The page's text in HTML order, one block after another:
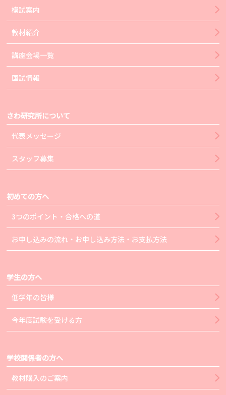
模試案内
教材紹介
講座会場一覧
国試情報
さわ研究所について
代表メッセージ
スタッフ募集
初めての方へ
3つのポイント・合格への道
お申し込みの流れ・お申し込み方法・お支払方法
学生の方へ
低学年の皆様
今年度試験を受ける方
学校関係者の方へ
教材購入のご案内